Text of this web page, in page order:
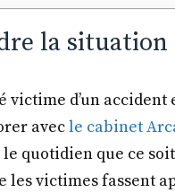
la
victime d’un
avecle cabinet
quotidien que ce
les victimes fassent